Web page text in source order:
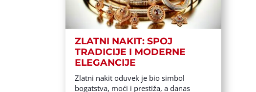
ZLATNI NAKIT: SPOJ
TRADICIJE I MODERNE
ELEGANCIJE
Zlatni nakit oduvek je bio simbol
bogatstva, moći i prestiža, a danas